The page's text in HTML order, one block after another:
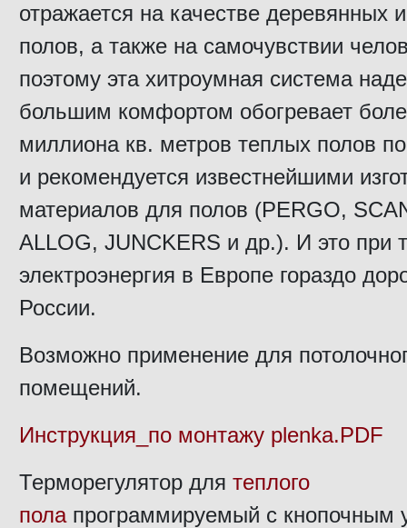
отражается на качестве деревянных
полов, а также на самочувствии
поэтому эта хитроумная система
большим комфортом обогревает
миллиона кв. метров теплых полов
и рекомендуется известнейшими
материалов для полов (PERGO,
ALLOG, JUNCKERS и др.). И это при
электроэнергия в Европе гораздо
России.
Возможно применение для
помещений.
Инструкция_по монтажу plenka.PDF
Терморегулятор для теплого
полапрограммируемый с кнопочным